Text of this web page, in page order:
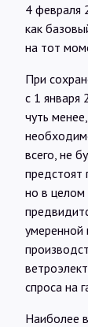
4 февраля
как
на тот
При
с 1 января
чуть
всего, не
предстоят
но в целом
умеренной
спроса на
Наиболее